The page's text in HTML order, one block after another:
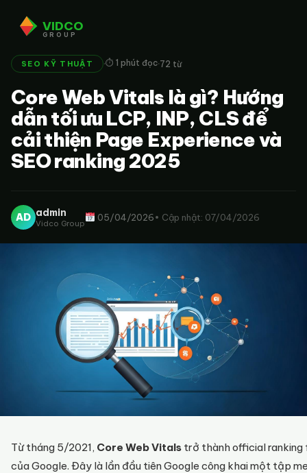
VIDCO
GROUP
SEO KỸ THUẬT ·⏱ 1 phút đọc·72 từ
Core Web Vitals là gì? Hướng
dẫn tối ưu LCP, INP, CLS để
cải thiện Page Experience và
SEO ranking 2025
AD admin
Vidco Group
05/04/2026• Cập nhật: 07/04/2026
Từ tháng 5/2021, Core Web Vitals trở thành official
của Google. Đây là lần đầu tiên Google công khai một tập